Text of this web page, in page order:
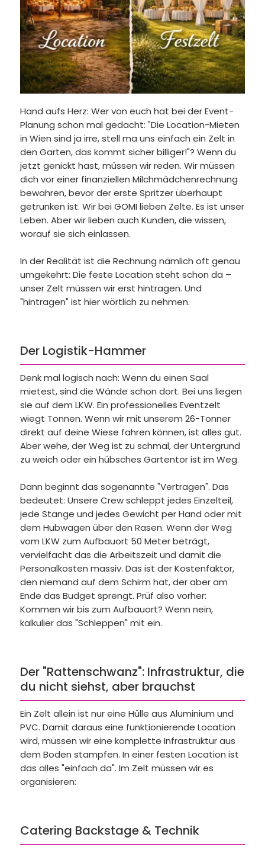
Hand aufs Herz: Wer von euch hat bei der Event-
Planung schon mal gedacht: "Die Location-Mieten
in Wien sind ja irre, stell ma uns einfach ein Zelt in
den Garten, das kommt sicher billiger!"? Wenn du
jetzt genickt hast, müssen wir reden. Wir müssen
dich vor einer finanziellen Milchmädchenrechnung
bewahren, bevor der erste Spritzer überhaupt
getrunken ist. Wir bei GOMI lieben Zelte. Es ist unser
Leben. Aber wir lieben auch Kunden, die wissen,
worauf sie sich einlassen.
In der Realität ist die Rechnung nämlich oft genau
umgekehrt: Die feste Location steht schon da –
unser Zelt müssen wir erst hintragen. Und
"hintragen" ist hier wörtlich zu nehmen.
Der Logistik-Hammer
Denk mal logisch nach: Wenn du einen Saal
mietest, sind die Wände schon dort. Bei uns liegen
sie auf dem LKW. Ein professionelles Eventzelt
wiegt Tonnen. Wenn wir mit unserem 26-Tonner
direkt auf deine Wiese fahren können, ist alles gut.
Aber wehe, der Weg ist zu schmal, der Untergrund
zu weich oder ein hübsches Gartentor ist im Weg.
Dann beginnt das sogenannte "Vertragen". Das
bedeutet: Unsere Crew schleppt jedes Einzelteil,
jede Stange und jedes Gewicht per Hand oder mit
dem Hubwagen über den Rasen. Wenn der Weg
vom LKW zum Aufbauort 50 Meter beträgt,
vervielfacht das die Arbeitszeit und damit die
Personalkosten massiv. Das ist der Kostenfaktor,
den niemand auf dem Schirm hat, der aber am
Ende das Budget sprengt. Prüf also vorher:
Kommen wir bis zum Aufbauort? Wenn nein,
kalkulier das "Schleppen" mit ein.
Der "Rattenschwanz": Infrastruktur, die
du nicht siehst, aber brauchst
Ein Zelt allein ist nur eine Hülle aus Aluminium und
PVC. Damit daraus eine funktionierende Location
wird, müssen wir eine komplette Infrastruktur aus
dem Boden stampfen. In einer festen Location ist
das alles "einfach da". Im Zelt müssen wir es
organisieren:
Catering Backstage & Technik